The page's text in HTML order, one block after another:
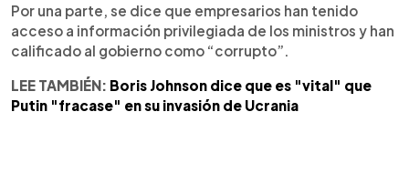
Por una parte, se dice que empresarios han tenido
acceso a información privilegiada de los ministros y han
calificado al gobierno como “corrupto”.
LEE TAMBIÉN: Boris Johnson dice que es "vital" que
Putin "fracase" en su invasión de Ucrania